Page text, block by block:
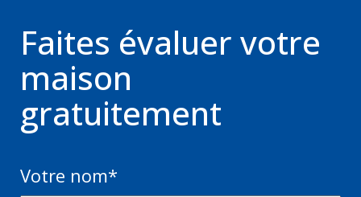
Faites évaluer votre
maison
gratuitement
Votre nom*